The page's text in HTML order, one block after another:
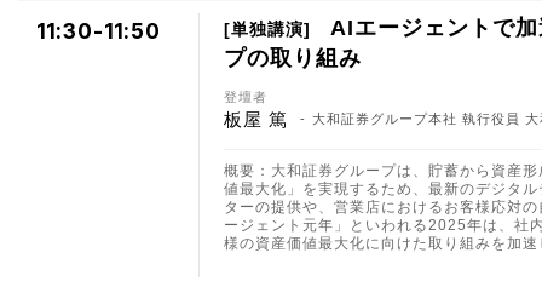
11:30-11:50 単独講演
AIエージェントで
プの取り組み
登壇者
板屋 篤 大和証券グループ本社 執行役員
概要：大和証券グループは、貯蓄から資産
値最大化」を実現するため、最新のデジタ
ターの提供や、営業店におけるお客様応対
ージェント元年」といわれる2025年は、社
様の資産価値最大化に向けた取り組みを加